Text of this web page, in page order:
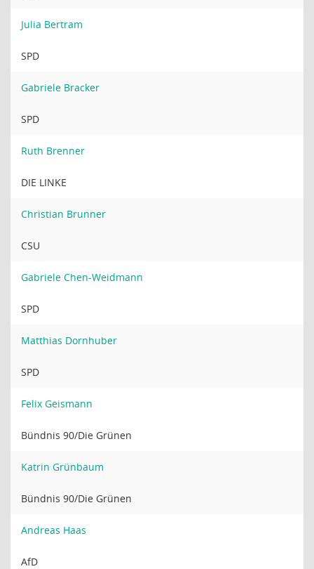
Julia Bertram
SPD
Gabriele Bracker
SPD
Ruth Brenner
DIE LINKE
Christian Brunner
CSU
Gabriele Chen-Weidmann
SPD
Matthias Dornhuber
SPD
Felix Geismann
Bündnis 90/Die Grünen
Katrin Grünbaum
Bündnis 90/Die Grünen
Andreas Haas
AfD